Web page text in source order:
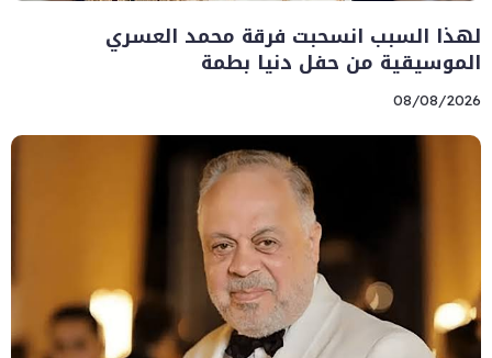
لهذا السبب انسحبت فرقة محمد العسري
الموسيقية من حفل دنيا بطمة
08/08/2026